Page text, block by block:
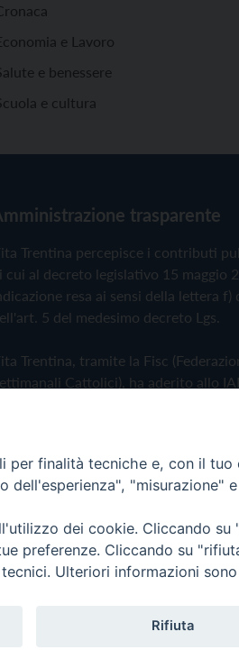
e Lavoro
e benessere
e cultura
trasparente
Trentina percepisce i contributi
cui al decreto legislativo 15 maggio
resa ai sensi della lettera f)
5 del medesimo decreto Lgs.
Trentina, tramite la Fisc
Cattolici), ha aderito allo
Privacy Policy Cookie Policy
Editrice
per finalità tecniche e, con il
dell'esperienza", "misurazione"
dei cookie. Cliccando
preferenze. Cliccando su
Ulteriori informazioni
Rifiuta